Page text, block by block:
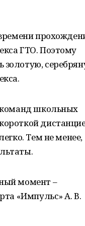
ГТО. Поэтому
золотую,
команд школьных
Тем не менее,
момент –
«Импульс» А. В.